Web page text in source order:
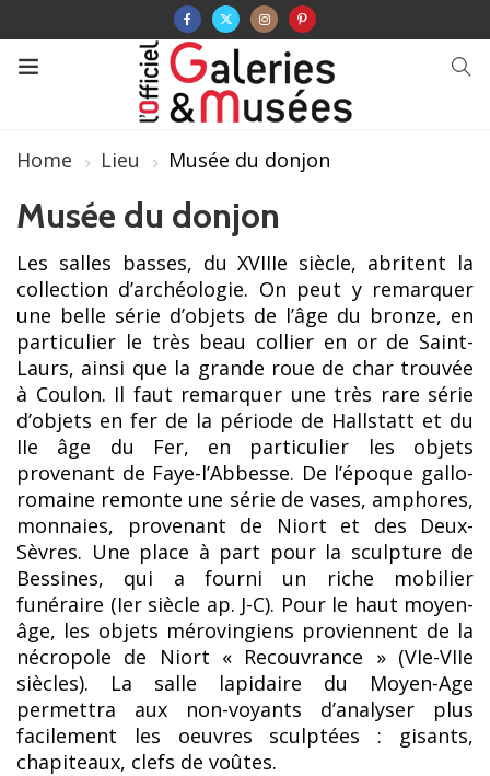
Home Lieu Musée du donjon
Musée du donjon
Les salles basses, du XVIIIe siècle, abritent la
collection d’archéologie. On peut y remarquer
une belle série d’objets de l’âge du bronze, en
particulier le très beau collier en or de Saint-
Laurs, ainsi que la grande roue de char trouvée
à Coulon. Il faut remarquer une très rare série
d’objets en fer de la période de Hallstatt et du
IIe âge du Fer, en particulier les objets
provenant de Faye-l’Abbesse. De l’époque gallo-
romaine remonte une série de vases, amphores,
monnaies, provenant de Niort et des Deux-
Sèvres. Une place à part pour la sculpture de
Bessines, qui a fourni un riche mobilier
funéraire (Ier siècle ap. J-C). Pour le haut moyen-
âge, les objets mérovingiens proviennent de la
nécropole de Niort « Recouvrance » (VIe-VIIe
siècles). La salle lapidaire du Moyen-Age
permettra aux non-voyants d’analyser plus
facilement les oeuvres sculptées : gisants,
chapiteaux, clefs de voûtes.